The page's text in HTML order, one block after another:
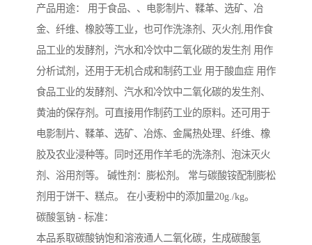
产品用途： 用于食品、、电影制片、鞣革、选矿、冶
金、纤维、橡胶等工业，也可作洗涤剂、灭火剂,用作食
品工业的发酵剂，汽水和冷饮中二氧化碳的发生剂 用作
分析试剂，还用于无机合成和制药工业 用于酸血症 用作
食品工业的发酵剂、汽水和冷饮中二氧化碳的发生剂、
黄油的保存剂。可直接用作制药工业的原料。还可用于
电影制片、鞣革、选矿、冶炼、金属热处理、纤维、橡
胶及农业浸种等。同时还用作羊毛的洗涤剂、泡沫灭火
剂、浴用剂等。 碱性剂：膨松剂。 常与碳酸铵配制膨松
剂用于饼干、糕点。 在小麦粉中的添加量20g./kg。
碳酸氢钠 - 标准：
本品系取碳酸钠饱和溶液通人二氧化碳，生成碳酸氢